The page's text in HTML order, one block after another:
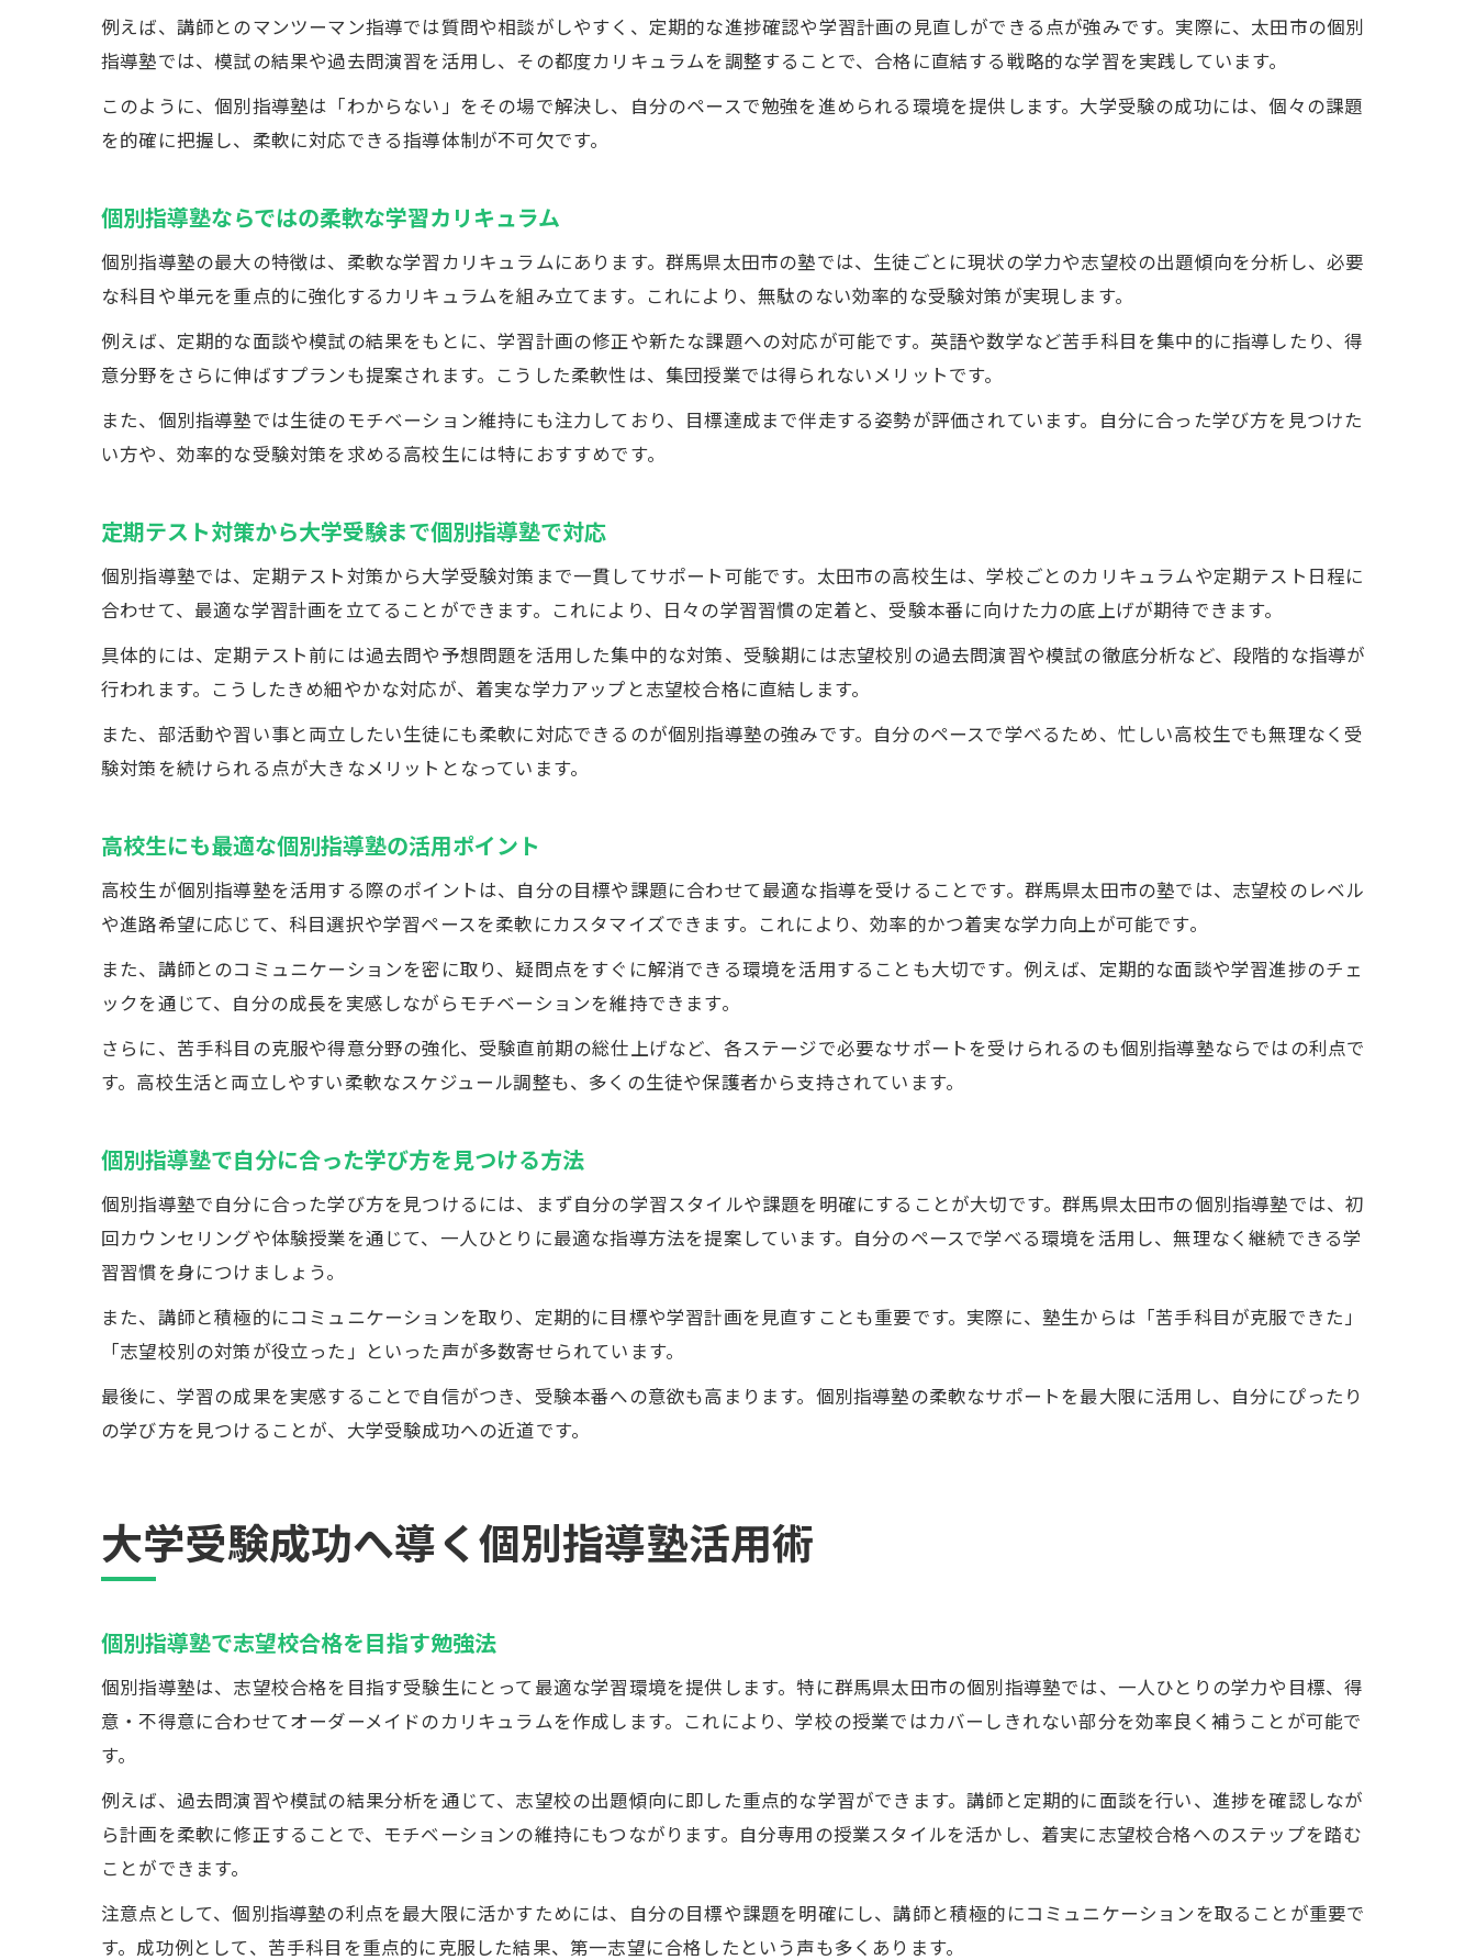
現役合格のために個別指導塾ができること
個別指導塾なら部活と受験勉強の両立がしやすい
個別指導塾で苦手分野を徹底的に克服する方法
個別指導塾の個々に合わせた指導が合格を後押し
志望校対策に強い個別指導塾の秘訣
個別指導塾が志望校ごとの対策に強い理由
個別指導塾で志望校傾向を徹底分析するメリット
個別指導塾の講師が志望校合格を徹底サポート
苦手克服に役立つ個別指導塾の指導法
個別指導塾なら一人ひとりに合った指導が可能
個別指導塾の面談と学習相談で課題を明確化
効率的な学習習慣づくりには個別指導塾
個別指導塾で身につく効率的な学習習慣
個別指導塾が学習計画の習慣化をサポート
高校生におすすめ個別指導塾の勉強法
例えば、講師とのマンツーマン指導では質問や相談がしやすく、定期的な進捗確認や学習計画の見直しができる点が強みです。実際に、太田市の個別
指導塾では、模試の結果や過去問演習を活用し、その都度カリキュラムを調整することで、合格に直結する戦略的な学習を実践しています。
このように、個別指導塾は「わからない」をその場で解決し、自分のペースで勉強を進められる環境を提供します。大学受験の成功には、個々の課題
を的確に把握し、柔軟に対応できる指導体制が不可欠です。
個別指導塾ならではの柔軟な学習カリキュラム
個別指導塾の最大の特徴は、柔軟な学習カリキュラムにあります。群馬県太田市の塾では、生徒ごとに現状の学力や志望校の出題傾向を分析し、必要
な科目や単元を重点的に強化するカリキュラムを組み立てます。これにより、無駄のない効率的な受験対策が実現します。
例えば、定期的な面談や模試の結果をもとに、学習計画の修正や新たな課題への対応が可能です。英語や数学など苦手科目を集中的に指導したり、得
意分野をさらに伸ばすプランも提案されます。こうした柔軟性は、集団授業では得られないメリットです。
また、個別指導塾では生徒のモチベーション維持にも注力しており、目標達成まで伴走する姿勢が評価されています。自分に合った学び方を見つけた
い方や、効率的な受験対策を求める高校生には特におすすめです。
定期テスト対策から大学受験まで個別指導塾で対応
個別指導塾では、定期テスト対策から大学受験対策まで一貫してサポート可能です。太田市の高校生は、学校ごとのカリキュラムや定期テスト日程に
合わせて、最適な学習計画を立てることができます。これにより、日々の学習習慣の定着と、受験本番に向けた力の底上げが期待できます。
具体的には、定期テスト前には過去問や予想問題を活用した集中的な対策、受験期には志望校別の過去問演習や模試の徹底分析など、段階的な指導が
行われます。こうしたきめ細やかな対応が、着実な学力アップと志望校合格に直結します。
また、部活動や習い事と両立したい生徒にも柔軟に対応できるのが個別指導塾の強みです。自分のペースで学べるため、忙しい高校生でも無理なく受
験対策を続けられる点が大きなメリットとなっています。
高校生にも最適な個別指導塾の活用ポイント
高校生が個別指導塾を活用する際のポイントは、自分の目標や課題に合わせて最適な指導を受けることです。群馬県太田市の塾では、志望校のレベル
や進路希望に応じて、科目選択や学習ペースを柔軟にカスタマイズできます。これにより、効率的かつ着実な学力向上が可能です。
また、講師とのコミュニケーションを密に取り、疑問点をすぐに解消できる環境を活用することも大切です。例えば、定期的な面談や学習進捗のチェ
ックを通じて、自分の成長を実感しながらモチベーションを維持できます。
さらに、苦手科目の克服や得意分野の強化、受験直前期の総仕上げなど、各ステージで必要なサポートを受けられるのも個別指導塾ならではの利点で
す。高校生活と両立しやすい柔軟なスケジュール調整も、多くの生徒や保護者から支持されています。
個別指導塾で自分に合った学び方を見つける方法
個別指導塾で自分に合った学び方を見つけるには、まず自分の学習スタイルや課題を明確にすることが大切です。群馬県太田市の個別指導塾では、初
回カウンセリングや体験授業を通じて、一人ひとりに最適な指導方法を提案しています。自分のペースで学べる環境を活用し、無理なく継続できる学
習習慣を身につけましょう。
また、講師と積極的にコミュニケーションを取り、定期的に目標や学習計画を見直すことも重要です。実際に、塾生からは「苦手科目が克服できた」
「志望校別の対策が役立った」といった声が多数寄せられています。
最後に、学習の成果を実感することで自信がつき、受験本番への意欲も高まります。個別指導塾の柔軟なサポートを最大限に活用し、自分にぴったり
の学び方を見つけることが、大学受験成功への近道です。
大学受験成功へ導く個別指導塾活用術
個別指導塾で志望校合格を目指す勉強法
個別指導塾は、志望校合格を目指す受験生にとって最適な学習環境を提供します。特に群馬県太田市の個別指導塾では、一人ひとりの学力や目標、得
意・不得意に合わせてオーダーメイドのカリキュラムを作成します。これにより、学校の授業ではカバーしきれない部分を効率良く補うことが可能で
す。
例えば、過去問演習や模試の結果分析を通じて、志望校の出題傾向に即した重点的な学習ができます。講師と定期的に面談を行い、進捗を確認しなが
ら計画を柔軟に修正することで、モチベーションの維持にもつながります。自分専用の授業スタイルを活かし、着実に志望校合格へのステップを踏む
ことができます。
注意点として、個別指導塾の利点を最大限に活かすためには、自分の目標や課題を明確にし、講師と積極的にコミュニケーションを取ることが重要で
す。成功例として、苦手科目を重点的に克服した結果、第一志望に合格したという声も多くあります。